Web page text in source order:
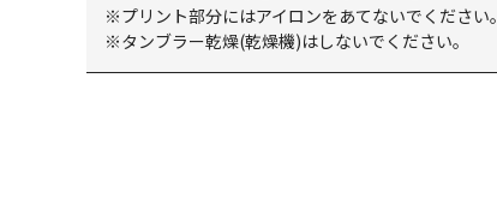
※プリント部分にはアイロンをあてないでください。
※タンブラー乾燥(乾燥機)はしないでください。